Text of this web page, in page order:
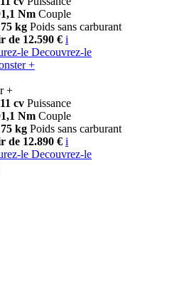
Nm Couple
kg Poids sans carburant
de 12.590 € i
le Decouvrez-le
+
+
cv Puissance
Nm Couple
kg Poids sans carburant
de 12.890 € i
le Decouvrez-le